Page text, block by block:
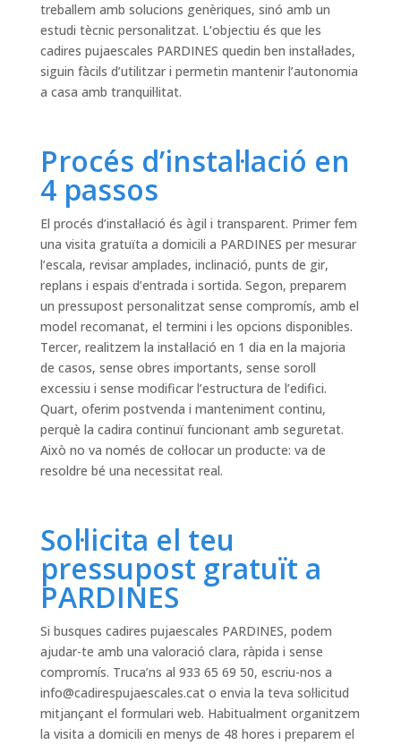
treballem amb solucions genèriques, sinó amb un
estudi tècnic personalitzat. L’objectiu és que les
cadires pujaescales PARDINES quedin ben instal·lades,
siguin fàcils d’utilitzar i permetin mantenir l’autonomia
a casa amb tranquil·litat.
Procés d’instal·lació en
4 passos
El procés d’instal·lació és àgil i transparent. Primer fem
una visita gratuïta a domicili a PARDINES per mesurar
l’escala, revisar amplades, inclinació, punts de gir,
replans i espais d’entrada i sortida. Segon, preparem
un pressupost personalitzat sense compromís, amb el
model recomanat, el termini i les opcions disponibles.
Tercer, realitzem la instal·lació en 1 dia en la majoria
de casos, sense obres importants, sense soroll
excessiu i sense modificar l’estructura de l’edifici.
Quart, oferim postvenda i manteniment continu,
perquè la cadira continuï funcionant amb seguretat.
Això no va només de col·locar un producte: va de
resoldre bé una necessitat real.
Sol·licita el teu
pressupost gratuït a
PARDINES
Si busques cadires pujaescales PARDINES, podem
ajudar-te amb una valoració clara, ràpida i sense
compromís. Truca’ns al 933 65 69 50, escriu-nos a
info@cadirespujaescales.cato envia la teva sol·licitud
mitjançant el formulari web. Habitualment organitzem
la visita a domicili en menys de 48 hores i preparem el